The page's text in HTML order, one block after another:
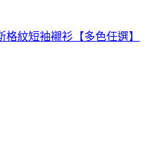
紋短袖襯衫【多色任選】